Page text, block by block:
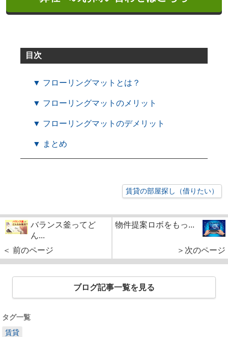
目次
▼ フローリングマットとは？
▼ フローリングマットのメリット
▼ フローリングマットのデメリット
▼ まとめ
賃貸の部屋探し（借りたい）
バランス釜ってど
ん...
＜ 前のページ
物件提案ロボをもっ...
＞次のページ
ブログ記事一覧を見る
タグ一覧
賃貸